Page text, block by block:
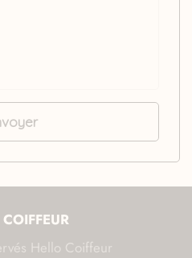
Hello Coiffeur